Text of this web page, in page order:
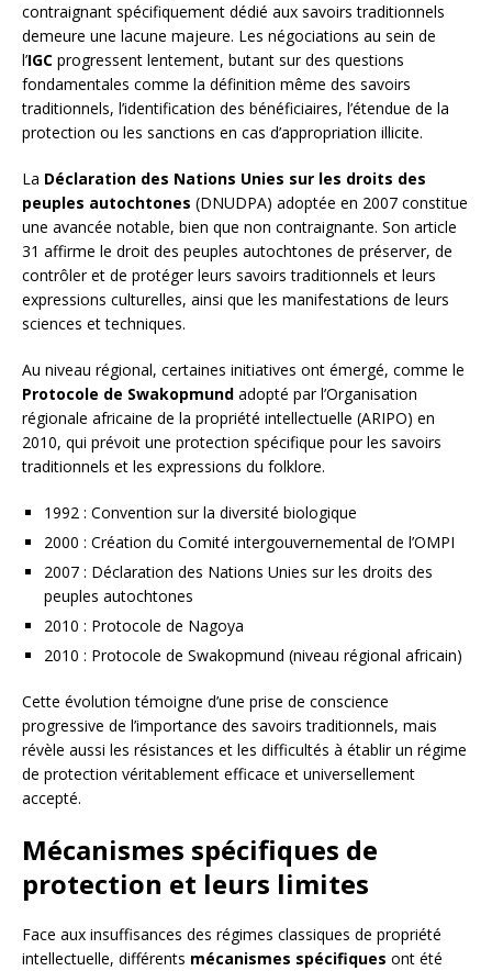
contraignant spécifiquement dédié aux savoirs traditionnels
demeure une lacune majeure. Les négociations au sein de
l’IGC progressent lentement, butant sur des questions
fondamentales comme la définition même des savoirs
traditionnels, l’identification des bénéficiaires, l’étendue de la
protection ou les sanctions en cas d’appropriation illicite.
La Déclaration des Nations Unies sur les droits des
peuples autochtones (DNUDPA) adoptée en 2007 constitue
une avancée notable, bien que non contraignante. Son article
31 affirme le droit des peuples autochtones de préserver, de
contrôler et de protéger leurs savoirs traditionnels et leurs
expressions culturelles, ainsi que les manifestations de leurs
sciences et techniques.
Au niveau régional, certaines initiatives ont émergé, comme le
Protocole de Swakopmund adopté par l’Organisation
régionale africaine de la propriété intellectuelle (ARIPO) en
2010, qui prévoit une protection spécifique pour les savoirs
traditionnels et les expressions du folklore.
1992 : Convention sur la diversité biologique
2000 : Création du Comité intergouvernemental de l’OMPI
2007 : Déclaration des Nations Unies sur les droits des
peuples autochtones
2010 : Protocole de Nagoya
2010 : Protocole de Swakopmund (niveau régional africain)
Cette évolution témoigne d’une prise de conscience
progressive de l’importance des savoirs traditionnels, mais
révèle aussi les résistances et les difficultés à établir un régime
de protection véritablement efficace et universellement
accepté.
Mécanismes spécifiques de
protection et leurs limites
Face aux insuffisances des régimes classiques de propriété
intellectuelle, différents mécanismes spécifiques ont été